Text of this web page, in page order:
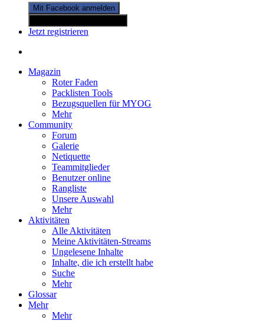
Mit Facebook anmelden
Jetzt registrieren
Magazin
Roter Faden
Packlisten Tools
Bezugsquellen für MYOG
Mehr
Community
Forum
Galerie
Netiquette
Teammitglieder
Benutzer online
Rangliste
Unsere Auswahl
Mehr
Aktivitäten
Alle Aktivitäten
Meine Aktivitäten-Streams
Ungelesene Inhalte
Inhalte, die ich erstellt habe
Suche
Mehr
Glossar
Mehr
Mehr